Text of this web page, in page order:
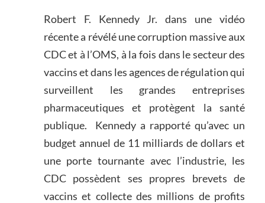
Robert F. Kennedy Jr. dans une vidéo
récente a révélé une corruption massive aux
CDC et à l’OMS, à la fois dans le secteur des
vaccins et dans les agences de régulation qui
surveillent les grandes entreprises
pharmaceutiques et protègent la santé
publique. Kennedy a rapporté qu’avec un
budget annuel de 11 milliards de dollars et
une porte tournante avec l’industrie, les
CDC possèdent ses propres brevets de
vaccins et collecte des millions de profits